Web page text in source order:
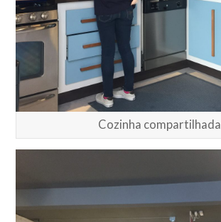
Cozinha compartilhada